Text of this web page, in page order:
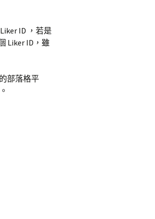
ID ，若是
Liker ID，雖
部落格平